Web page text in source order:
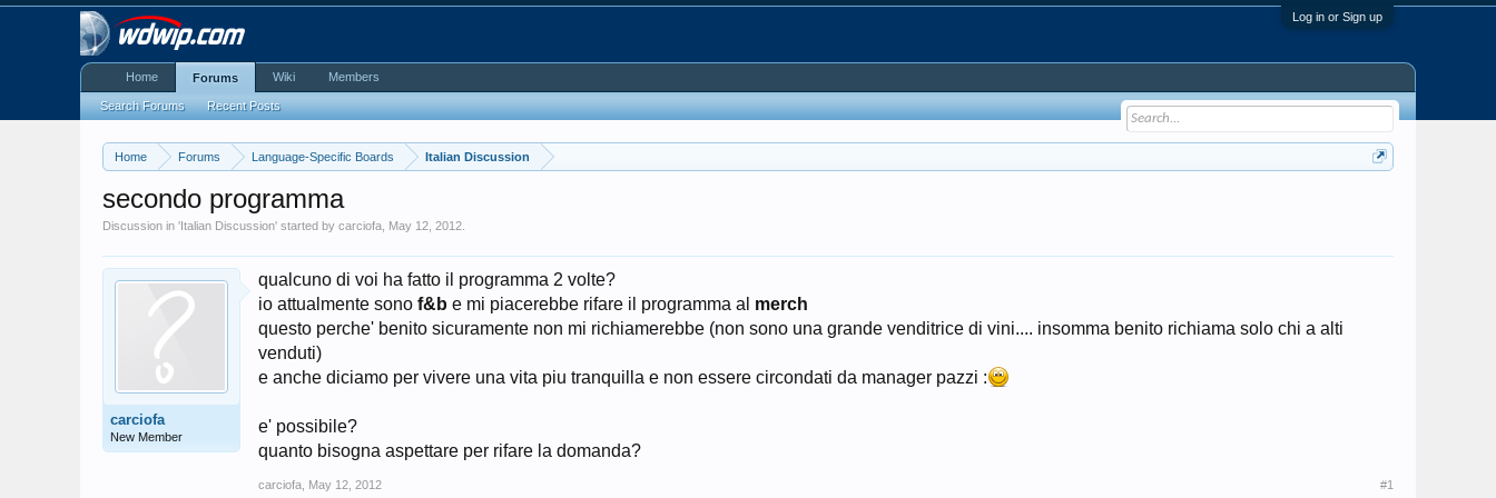
Log in or Sign up
Home Forums Language-Specific Boards Italian Discussion
secondo programma
Discussion in 'Italian Discussion' started bycarciofa May 12, 2012
carciofa
New Member
qualcuno di voi ha fatto il programma 2 volte?
io attualmente sonof&b e mi piacerebbe rifare il programma al merch
questo perche' benito sicuramente non mi richiamerebbe (non sono una grande venditrice di vini.... insomma benito richiama solo chi a alti
venduti)
e anche diciamo per vivere una vita piu tranquilla e non essere circondati da manager pazzi :
e' possibile?
quanto bisogna aspettare per rifare la domanda?
carciofa May 12, 2012 #1
Home Forums
Search Forums Recent Posts
Wiki Members